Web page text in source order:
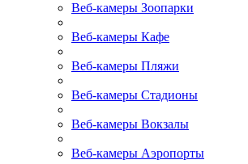
Веб-камеры Зоопарки
Веб-камеры Кафе
Веб-камеры Пляжи
Веб-камеры Стадионы
Веб-камеры Вокзалы
Веб-камеры Аэропорты